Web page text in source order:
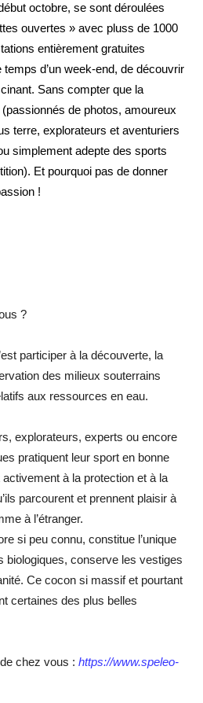
octobre, se sont déroulées
ouvertes » avec pluss de 1000
entièrement gratuites
d’un week-end, de découvrir
Sans compter que la
de photos, amoureux
terre, explorateurs et aventuriers
simplement adepte des sports
Et pourquoi pas de donner
!
?
participer à la découverte, la
des milieux souterrains
aux ressources en eau.
explorateurs, experts ou encore
pratiquent leur sport en bonne
à la protection et à la
parcourent et prennent plaisir à
à l’étranger.
si peu connu, constitue l’unique
biologiques, conserve les vestiges
Ce cocon si massif et pourtant
certaines des plus belles
chez vous : https://www.speleo-